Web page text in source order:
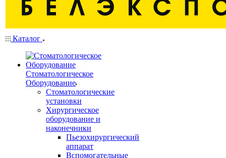
Каталог
Стоматологическое
Оборудование
Стоматологические
установки
Хирургическое
оборудование и
наконечники
Пьезохирургический
аппарат
Вспомогательные